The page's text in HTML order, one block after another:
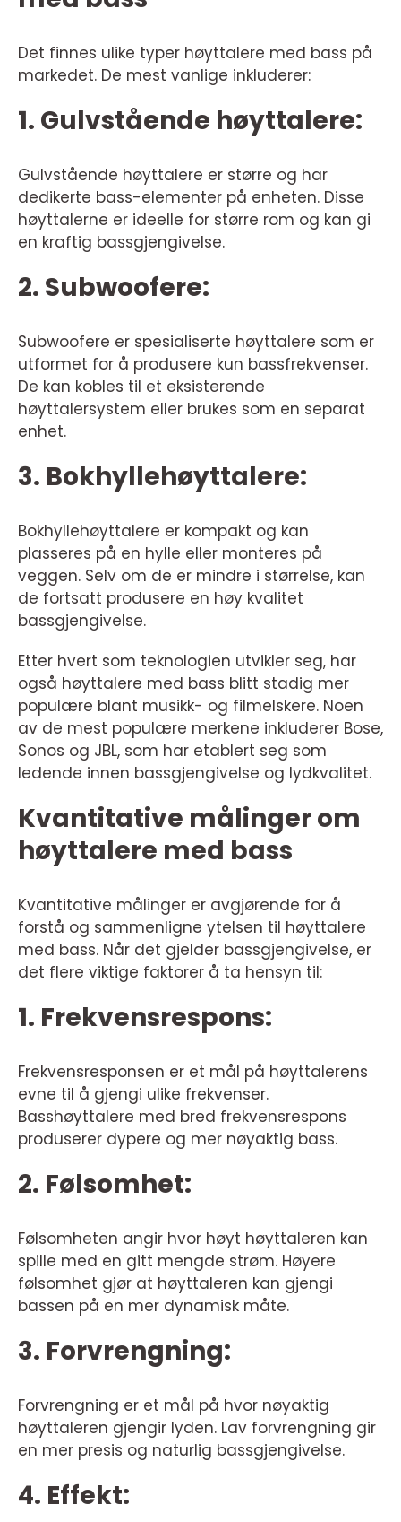
Det finnes ulike typer høyttalere med bass på
markedet. De mest vanlige inkluderer:
1. Gulvstående høyttalere:
Gulvstående høyttalere er større og har
dedikerte bass-elementer på enheten. Disse
høyttalerne er ideelle for større rom og kan gi
en kraftig bassgjengivelse.
2. Subwoofere:
Subwoofere er spesialiserte høyttalere som er
utformet for å produsere kun bassfrekvenser.
De kan kobles til et eksisterende
høyttalersystem eller brukes som en separat
enhet.
3. Bokhyllehøyttalere:
Bokhyllehøyttalere er kompakt og kan
plasseres på en hylle eller monteres på
veggen. Selv om de er mindre i størrelse, kan
de fortsatt produsere en høy kvalitet
bassgjengivelse.
Etter hvert som teknologien utvikler seg, har
også høyttalere med bass blitt stadig mer
populære blant musikk- og filmelskere. Noen
av de mest populære merkene inkluderer Bose,
Sonos og JBL, som har etablert seg som
ledende innen bassgjengivelse og lydkvalitet.
Kvantitative målinger om
høyttalere med bass
Kvantitative målinger er avgjørende for å
forstå og sammenligne ytelsen til høyttalere
med bass. Når det gjelder bassgjengivelse, er
det flere viktige faktorer å ta hensyn til:
1. Frekvensrespons:
Frekvensresponsen er et mål på høyttalerens
evne til å gjengi ulike frekvenser.
Basshøyttalere med bred frekvensrespons
produserer dypere og mer nøyaktig bass.
2. Følsomhet:
Følsomheten angir hvor høyt høyttaleren kan
spille med en gitt mengde strøm. Høyere
følsomhet gjør at høyttaleren kan gjengi
bassen på en mer dynamisk måte.
3. Forvrengning:
Forvrengning er et mål på hvor nøyaktig
høyttaleren gjengir lyden. Lav forvrengning gir
en mer presis og naturlig bassgjengivelse.
4. Effekt: